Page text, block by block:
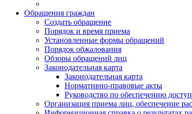
Обращения граждан
Создать обращение
Порядок и время приема
Установленные формы обращений
Порядок обжалования
Обзоры обращений лиц
Законодательная карта
Законодательная карта
Нормативно-правовые акты
Руководство по обеспечению
Организация приема лиц, обеспечение